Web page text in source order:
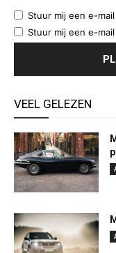
Stuur mij een e-
Stuur mij een e-
VEEL GELEZEN